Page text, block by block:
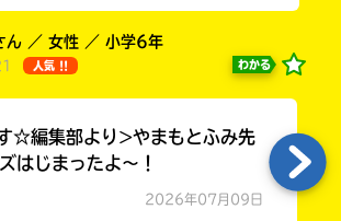
ん ／ 女性 ／ 小学6年
人気 !! わかる
☆編集部より>やまもとふみ先
はじまったよ～！
2026年07月09日